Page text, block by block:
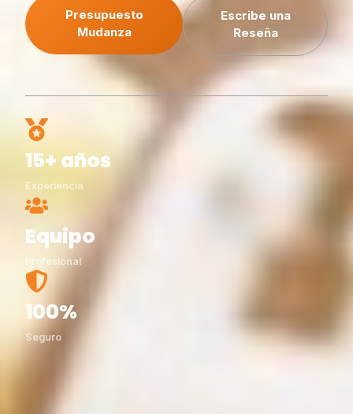
Presupuesto
Mudanza
Escribe una
Reseña
15+ años
Experiencia
Equipo
Profesional
100%
Seguro